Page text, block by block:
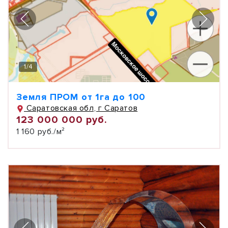
1/4
Земля ПРОМ от 1га до 100
Саратовская обл, г Саратов
123 000 000 руб.
1 160 руб./м²